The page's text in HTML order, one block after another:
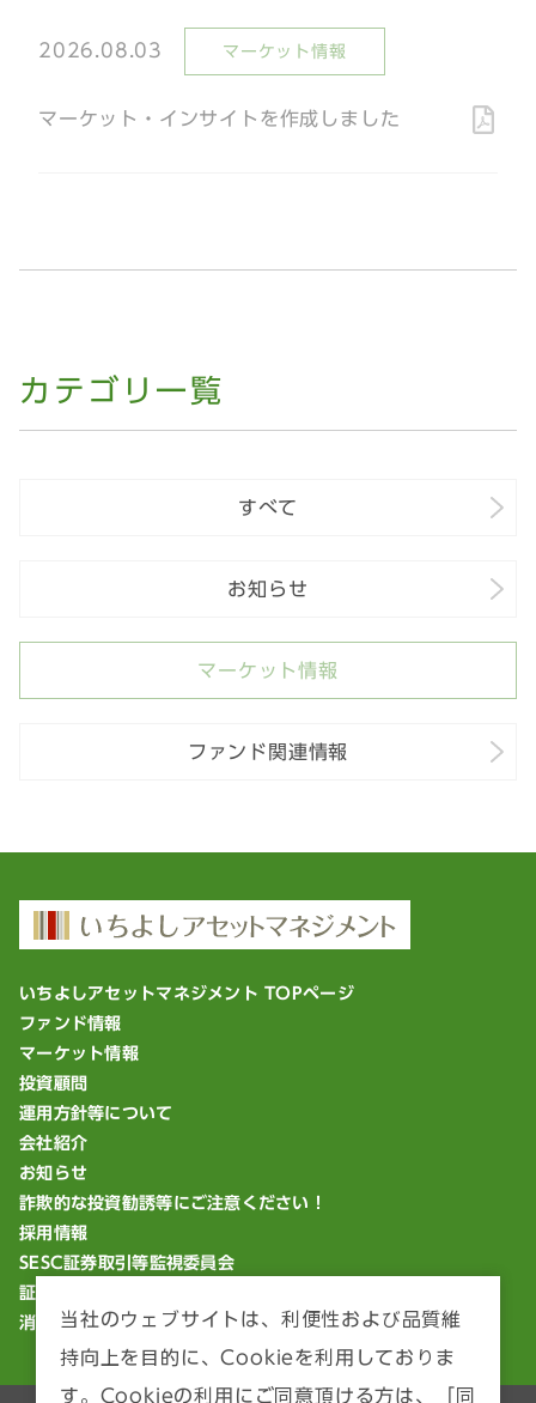
2026.08.03 マーケット情報
マーケット・インサイトを作成しました
カテゴリ一覧
すべて
お知らせ
マーケット情報
ファンド関連情報
いちよしアセットマネジメント TOPページ
ファンド情報
マーケット情報
投資顧問
運用方針等について
会社紹介
お知らせ
詐欺的な投資勧誘等にご注意ください！
採用情報
SESC証券取引等監視委員会
証券統計ポータルサイト
消費者庁「18歳から大人」
当社のウェブサイトは、利便性および品質維
持向上を目的に、Cookieを利用しておりま
す。Cookieの利用にご同意頂ける方は、「同